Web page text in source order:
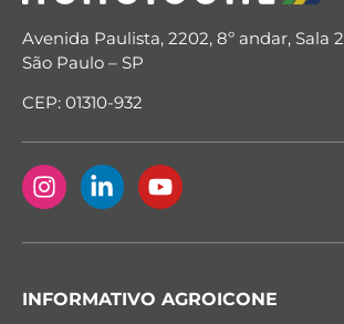
Avenida Paulista, 2202, 8º andar, Sala 2
São Paulo – SP
CEP: 01310-932
INFORMATIVO AGROICONE